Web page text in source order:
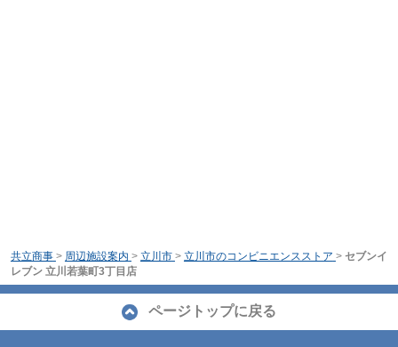
共立商事 > 周辺施設案内 > 立川市 > 立川市のコンビニエンスストア > セブンイ
レブン 立川若葉町3丁目店
ページトップに戻る